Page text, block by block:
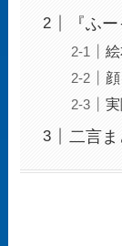
『ふ
二言ま